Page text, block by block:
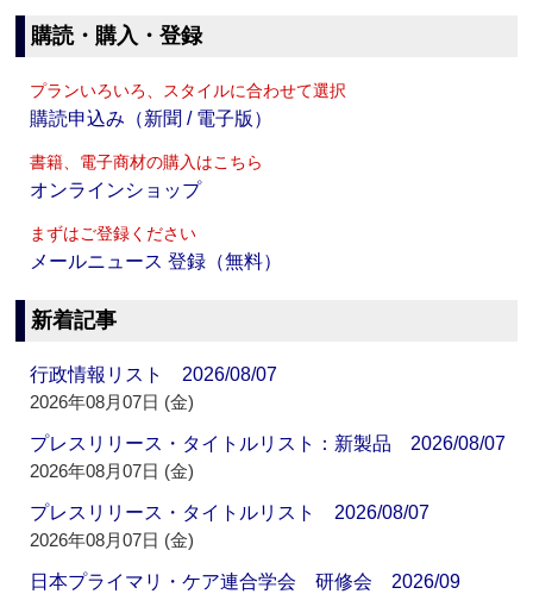
購読・購入・登録
プランいろいろ、スタイルに合わせて選択
購読申込み（新聞 / 電子版）
書籍、電子商材の購入はこちら
オンラインショップ
まずはご登録ください
メールニュース 登録（無料）
新着記事
行政情報リスト 2026/08/07
2026年08月07日 (金)
プレスリリース・タイトルリスト：新製品 2026/08/07
2026年08月07日 (金)
プレスリリース・タイトルリスト 2026/08/07
2026年08月07日 (金)
日本プライマリ・ケア連合学会 研修会 2026/09